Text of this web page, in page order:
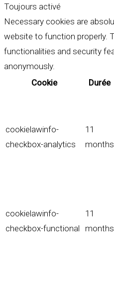
Toujours activé
Necessary cookies are
website to function properly.
functionalities and security
anonymously.
Cookie
Durée
cookielawinfo-
checkbox-analytics
11
months
cookielawinfo-
checkbox-functional
11
months